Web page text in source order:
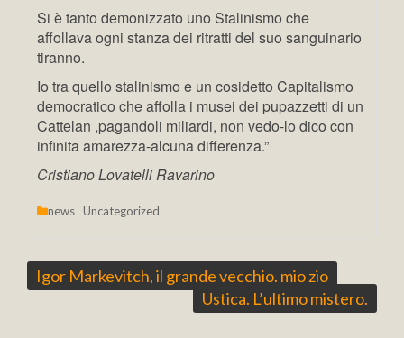
Si è tanto demonizzato uno Stalinismo che
affollava ogni stanza dei ritratti del suo sanguinario
tiranno.
Io tra quello stalinismo e un cosidetto Capitalismo
democratico che affolla i musei dei pupazzetti di un
Cattelan ,pagandoli miliardi, non vedo-lo dico con
infinita amarezza-alcuna differenza.”
Cristiano Lovatelli Ravarino
news Uncategorized
Navigazione
Igor Markevitch, il grande vecchio. mio zio
Ustica. L’ultimo mistero.